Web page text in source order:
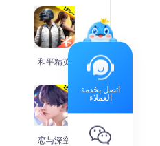
和平精英
恋与深空
اتصل بخدمة
العملاء